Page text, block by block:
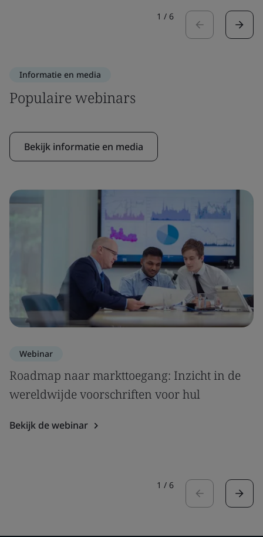
1 / 6
Informatie en media
Populaire webinars
Bekijk informatie en media
Webinar
Roadmap naar markttoegang: Inzicht in de
wereldwijde voorschriften voor hul
Bekijk de webinar
1 / 6